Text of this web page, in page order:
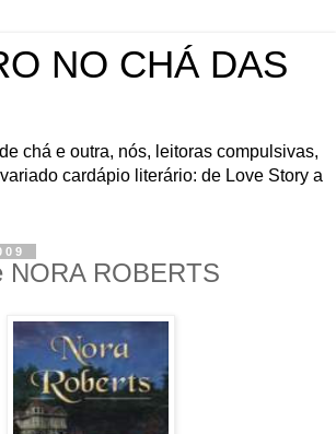
NO CHÁ DAS
chá e outra, nós, leitoras compulsivas,
cardápio literário: de Love Story a
NORA ROBERTS